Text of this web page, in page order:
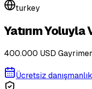
turkey
Yatırım
400.000 USD
Ücretsiz